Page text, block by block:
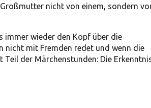
nicht von einem, sondern
immer wieder den Kopf über die
nicht mit Fremden redet und wenn die
der Märchenstunden: Die